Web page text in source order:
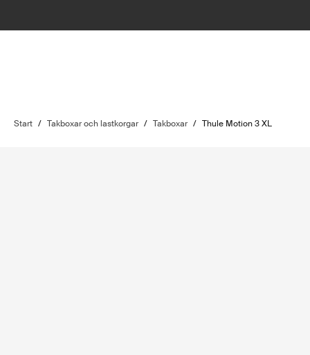
Start / Takboxar och lastkorgar / Takboxar / Thule Motion 3 XL